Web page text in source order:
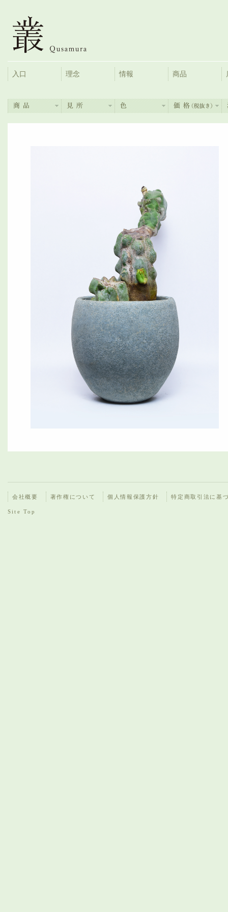
入口 理念 情報 商品
会社概要 著作権について 個人情報保護方針 特定商取引法に基
Site Top